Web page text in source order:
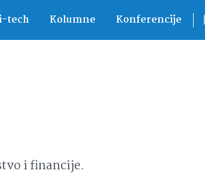
tech Kolumne Konferencije
i financije.